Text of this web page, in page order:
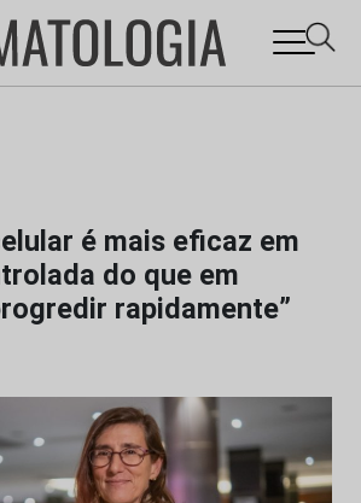
é mais eficaz em
do que em
rapidamente”